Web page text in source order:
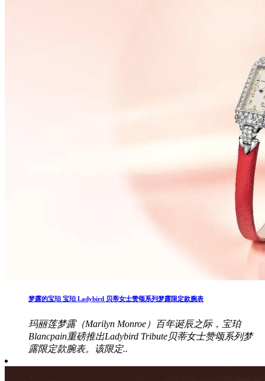
梦露的宝珀 宝珀 Ladybird 贝蒂女士赞颂系列梦露限定款腕表
玛丽莲梦露（Marilyn Monroe）百年诞辰之际，宝珀
Blancpain重磅推出Ladybird Tribute贝蒂女士赞颂系列梦
露限定款腕表。该限定..